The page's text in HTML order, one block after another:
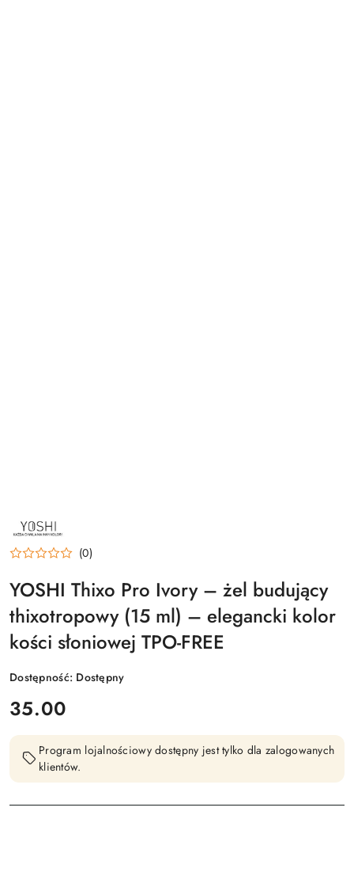
NAZWA
PRODUCENTA:
YOSHI
(0)
YOSHI Thixo Pro Ivory – żel budujący
thixotropowy (15 ml) – elegancki kolor
kości słoniowej TPO-FREE
Dostępność: Dostępny
cena:
35.00
Program lojalnościowy dostępny jest tylko dla zalogowanych
klientów.